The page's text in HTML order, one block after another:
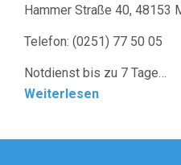
Hammer Straße 40, 48153
Telefon: (0251) 77 50 05
Notdienst bis zu 7 Tage…
Weiterlesen